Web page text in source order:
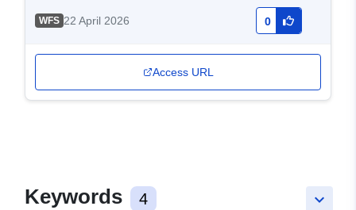
WFS 22 April 2026 0
Access URL
keyboard_arrow_down
Keywords 4